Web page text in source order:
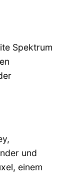
Spektrum
und
einem